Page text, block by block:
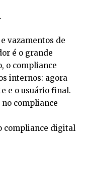
vazamentos de
é o grande
o compliance
internos: agora
e o usuário final.
no compliance
compliance digital